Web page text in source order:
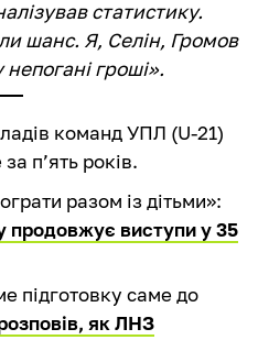
статистику.
шанс. Я, Селін, Громов
гроші».
команд УПЛ (U-21)
п’ять років.
разом із дітьми»:
продовжує виступи у 35
підготовку саме до
як ЛНЗ